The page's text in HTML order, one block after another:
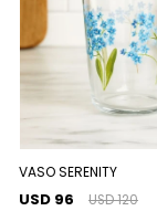
VASO SERENITY
USD 96 USD 120